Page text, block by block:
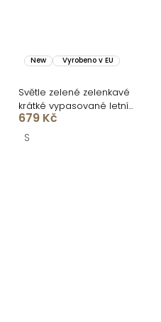
New Vyrobeno v EU
Světle zelené zelenkavé
krátké vypasované letní
šaty ULJANA
679 Kč
S